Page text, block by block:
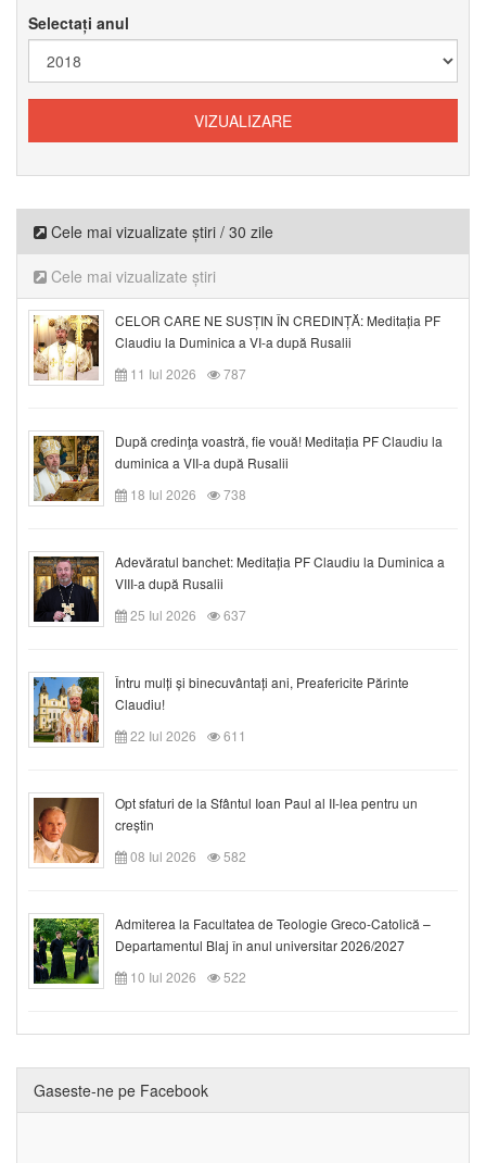
Selectați anul
Cele mai vizualizate știri / 30 zile
Cele mai vizualizate știri
CELOR CARE NE SUSȚIN ÎN CREDINȚĂ: Meditația PF
Claudiu la Duminica a VI-a după Rusalii
11 Iul 2026
787
După credinţa voastră, fie vouă! Meditația PF Claudiu la
duminica a VII-a după Rusalii
18 Iul 2026
738
Adevăratul banchet: Meditația PF Claudiu la Duminica a
VIII-a după Rusalii
25 Iul 2026
637
Întru mulți și binecuvântați ani, Preafericite Părinte
Claudiu!
22 Iul 2026
611
Opt sfaturi de la Sfântul Ioan Paul al II-lea pentru un
creștin
08 Iul 2026
582
Admiterea la Facultatea de Teologie Greco-Catolică –
Departamentul Blaj în anul universitar 2026/2027
10 Iul 2026
522
Gaseste-ne pe Facebook